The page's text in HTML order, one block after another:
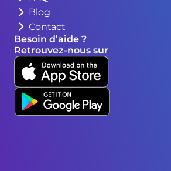
Blog
Contact
Besoin d’aide ?
Retrouvez-nous sur